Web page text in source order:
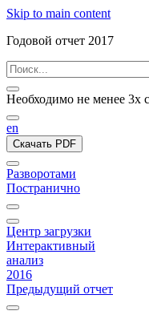
Skip to main content
Годовой отчет 2017
Необходимо не менее 3х
en
Скачать PDF
Разворотами
Постранично
Центр загрузки
Интерактивный
анализ
2016
Предыдущий отчет